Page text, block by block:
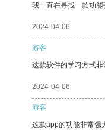
我一直在寻找一款功
2024-04-06
游客
这款软件的学习方式非
2024-04-06
游客
这款app的功能非常强